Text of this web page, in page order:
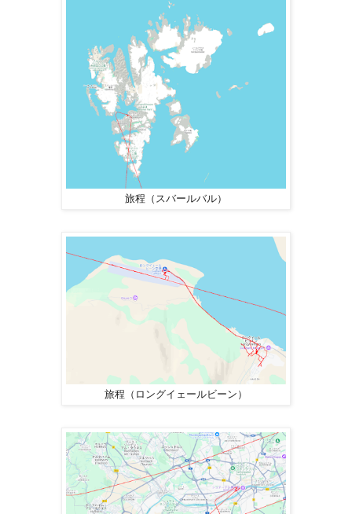
旅程（スバールバル）
旅程（ロングイェールビーン）